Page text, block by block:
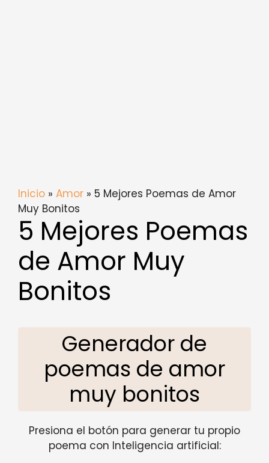
Inicio » Amor » 5 Mejores Poemas de Amor
Muy Bonitos
5 Mejores Poemas
de Amor Muy
Bonitos
Generador de
poemas de amor
muy bonitos
Presiona el botón para generar tu propio
poema con Inteligencia artificial: